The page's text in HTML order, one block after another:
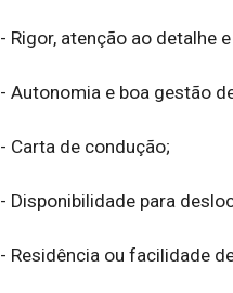
- Rigor, atenção ao detalhe
- Autonomia e boa gestão
- Carta de condução;
- Disponibilidade para
- Residência ou facilidade